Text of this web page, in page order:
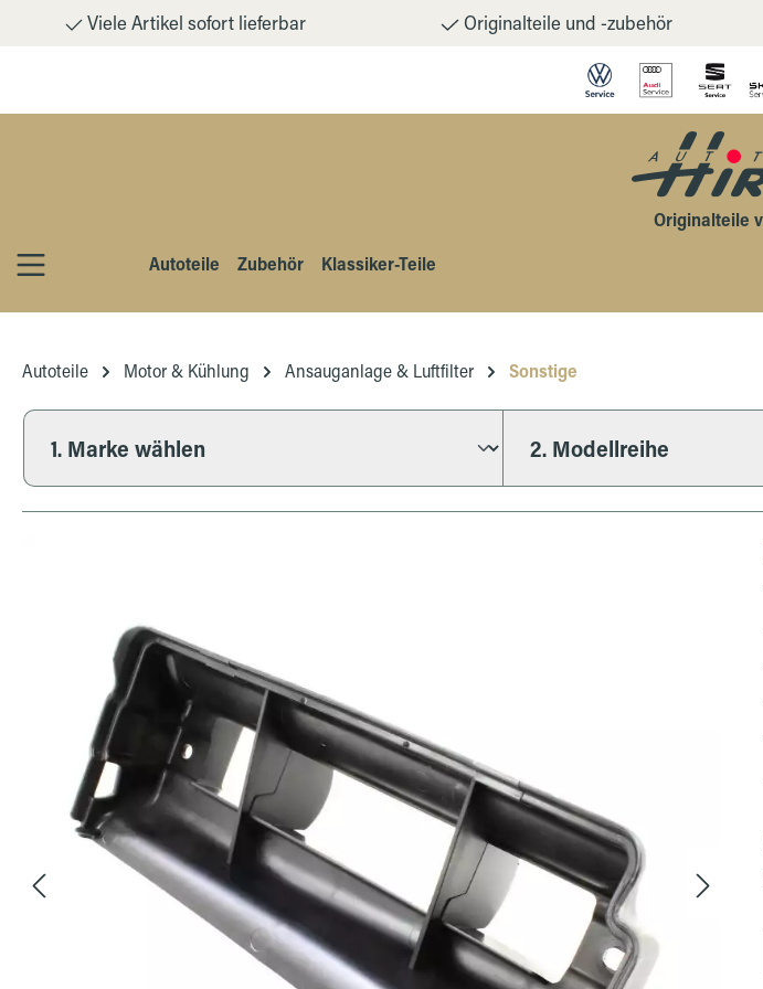
Hauptinhalt springen
Zur Suche springen
Zur Hauptnavigation springen
Viele Artikel sofort lieferbar Originalteile und -zubehör
Originalteile
Autoteile
Zubehör Klassiker-Teile
Autoteile Motor & Kühlung Ansauganlage & Luftfilter Sonstige